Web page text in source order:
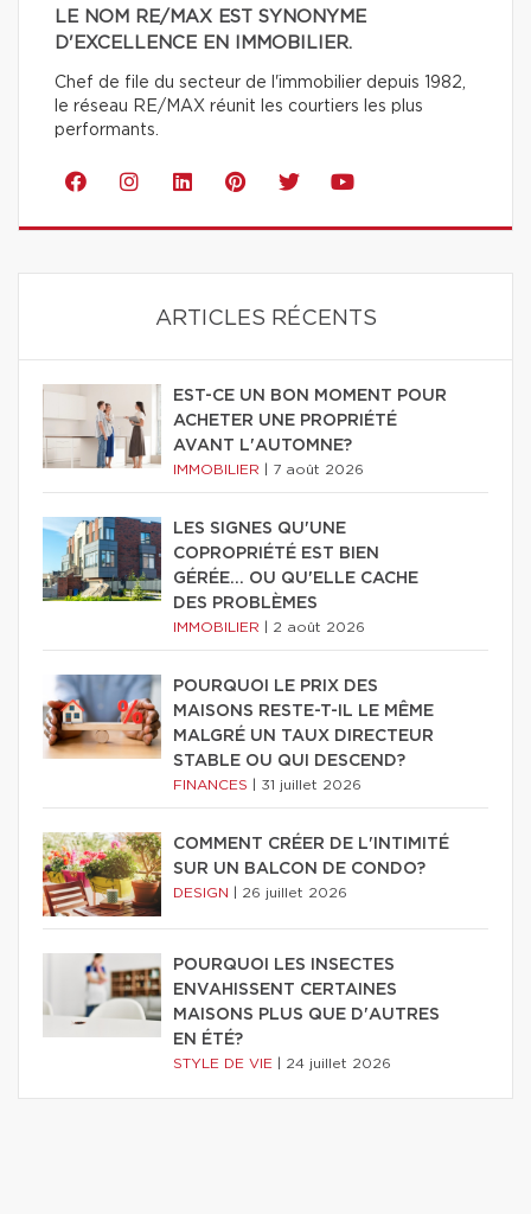
LE NOM RE/MAX EST SYNONYME
D'EXCELLENCE EN IMMOBILIER.
Chef de file du secteur de l'immobilier depuis 1982,
le réseau RE/MAX réunit les courtiers les plus
performants.
ARTICLES RÉCENTS
EST-CE UN BON MOMENT POUR
ACHETER UNE PROPRIÉTÉ
AVANT L'AUTOMNE?
IMMOBILIER 7 août 2026
LES SIGNES QU'UNE
COPROPRIÉTÉ EST BIEN
GÉRÉE… OU QU'ELLE CACHE
DES PROBLÈMES
IMMOBILIER 2 août 2026
POURQUOI LE PRIX DES
MAISONS RESTE-T-IL LE MÊME
MALGRÉ UN TAUX DIRECTEUR
STABLE OU QUI DESCEND?
FINANCES 31 juillet 2026
COMMENT CRÉER DE L'INTIMITÉ
SUR UN BALCON DE CONDO?
DESIGN 26 juillet 2026
POURQUOI LES INSECTES
ENVAHISSENT CERTAINES
MAISONS PLUS QUE D'AUTRES
EN ÉTÉ?
STYLE DE VIE 24 juillet 2026